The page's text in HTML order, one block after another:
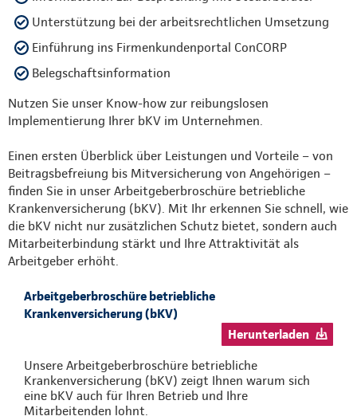
Unterstützung bei der arbeitsrechtlichen Umsetzung
Einführung ins Firmenkundenportal ConCORP
Belegschaftsinformation
Nutzen Sie unser Know-how zur reibungslosen
Implementierung Ihrer bKV im Unternehmen.
Einen ersten Überblick über Leistungen und Vorteile – von
Beitragsbefreiung bis Mitversicherung von Angehörigen –
finden Sie in unser Arbeitgeberbroschüre betriebliche
Krankenversicherung (bKV). Mit Ihr erkennen Sie schnell, wie
die bKV nicht nur zusätzlichen Schutz bietet, sondern auch
Mitarbeiterbindung stärkt und Ihre Attraktivität als
Arbeitgeber erhöht.
Arbeitgeberbroschüre betriebliche
Krankenversicherung (bKV)
Herunterladen
Unsere Arbeitgeberbroschüre betriebliche
Krankenversicherung (bKV) zeigt Ihnen warum sich
eine bKV auch für Ihren Betrieb und Ihre
Mitarbeitenden lohnt.